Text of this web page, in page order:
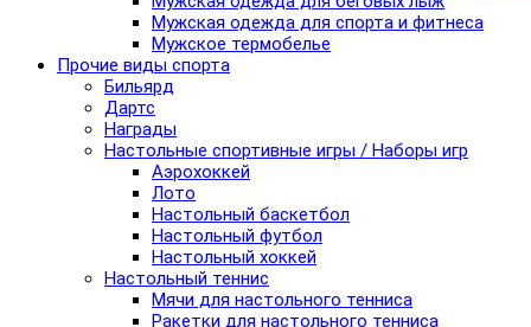
Мужская одежда для спорта и фитнеса
Мужское термобелье
Прочие виды спорта
Бильярд
Дартс
Награды
Настольные спортивные игры / Наборы игр
Аэрохоккей
Лото
Настольный баскетбол
Настольный футбол
Настольный хоккей
Настольный теннис
Мячи для настольного тенниса
Ракетки для настольного тенниса